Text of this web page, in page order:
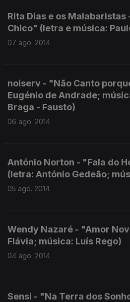
Rita Dias e os Malabaristas
Chico" (letra e música:
07 ago. 2014
noiserv - "Não Canto
Eugénio de Andrade;
Braga - Fausto)
06 ago. 2014
António Norton - "Fala do
(letra: António Gedeão;
05 ago. 2014
Wendy Nazaré - "Amor
Flávia; música: Luís Rego)
04 ago. 2014
Sensi - "Na Terra dos